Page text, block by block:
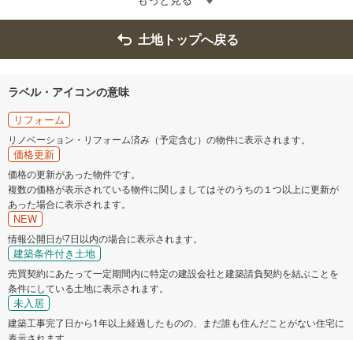
土地トップへ戻る
ラベル・アイコンの意味
リフォーム
リノベーション・リフォーム済み（予定含む）の物件に表示されます。
価格更新
価格の更新があった物件です。
複数の価格が表示されている物件に関しましてはそのうちの１つ以上に更新が
あった場合に表示されます。
NEW
情報公開日が7日以内の場合に表示されます。
建築条件付き土地
売買契約にあたって一定期間内に特定の建設会社と建築請負契約を結ぶことを
条件にしている土地に表示されます。
未入居
建築工事完了日から1年以上経過したものの、まだ誰も住んだことがない住宅に
表示されます。